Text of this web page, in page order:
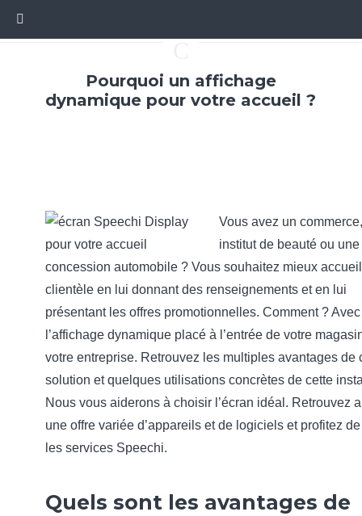
Pourquoi un affichage
dynamique pour votre accueil ?
Vous avez un
institut de beauté ou une
concession automobile ? Vous souhaitez mieux
clientèle en lui donnant des renseignements et en lui
présentant les offres promotionnelles. Comment ? Avec
l’affichage dynamique placé à l’entrée de votre
votre entreprise. Retrouvez les multiples avantages de
solution et quelques utilisations concrètes de cette
Nous vous aiderons à choisir l’écran idéal. Retrouvez
une offre variée d’appareils et de logiciels et profitez
les services Speechi.
Quels sont les avantages de